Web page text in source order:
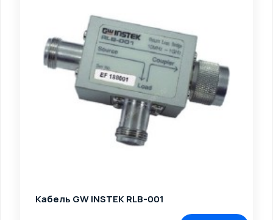
Кабель GW INSTEK RLB-001